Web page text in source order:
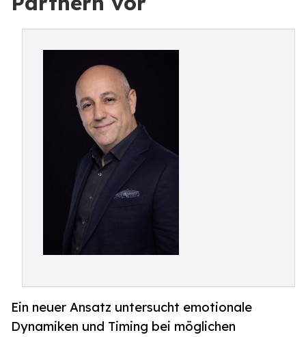
Ein neuer Ansatz untersucht emotionale
Dynamiken und Timing bei möglichen